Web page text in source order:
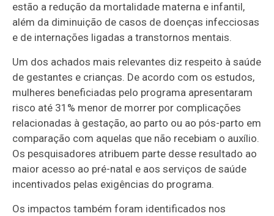
estão a redução da mortalidade materna e infantil,
além da diminuição de casos de doenças infecciosas
e de internações ligadas a transtornos mentais.
Um dos achados mais relevantes diz respeito à saúde
de gestantes e crianças. De acordo com os estudos,
mulheres beneficiadas pelo programa apresentaram
risco até 31% menor de morrer por complicações
relacionadas à gestação, ao parto ou ao pós-parto em
comparação com aquelas que não recebiam o auxílio.
Os pesquisadores atribuem parte desse resultado ao
maior acesso ao pré-natal e aos serviços de saúde
incentivados pelas exigências do programa.
Os impactos também foram identificados nos